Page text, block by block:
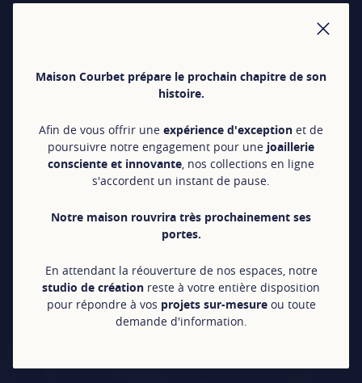
Maison Courbet prépare le prochain chapitre de son
histoire.
Afin de vous offrir une expérience d'exception et de
poursuivre notre engagement pour une joaillerie
consciente et innovante , nos collections en ligne
s'accordent un instant de pause.
Notre maison rouvrira très prochainement ses
portes.
En attendant la réouverture de nos espaces, notre
studio de création reste à votre entière disposition
pour répondre à vos projets sur-mesureou toute
demande d'information.